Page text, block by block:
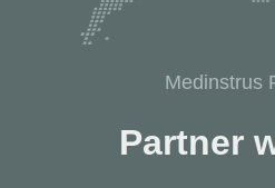
Medinstrus
Partner